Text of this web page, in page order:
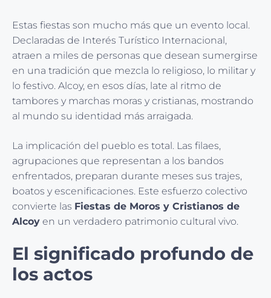
Estas fiestas son mucho más que un evento local.
Declaradas de Interés Turístico Internacional,
atraen a miles de personas que desean sumergirse
en una tradición que mezcla lo religioso, lo militar y
lo festivo. Alcoy, en esos días, late al ritmo de
tambores y marchas moras y cristianas, mostrando
al mundo su identidad más arraigada.
La implicación del pueblo es total. Las filaes,
agrupaciones que representan a los bandos
enfrentados, preparan durante meses sus trajes,
boatos y escenificaciones. Este esfuerzo colectivo
convierte las Fiestas de Moros y Cristianos de
Alcoy en un verdadero patrimonio cultural vivo.
El significado profundo de
los actos